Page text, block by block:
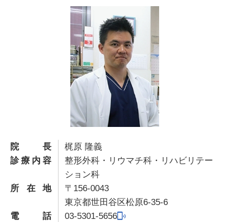
院長
梶原 隆義
診療内容
整形外科・リウマチ科・リハビリテー
ション科
所在地
〒156-0043
東京都世田谷区松原6-35-6
電話
03-5301-5656